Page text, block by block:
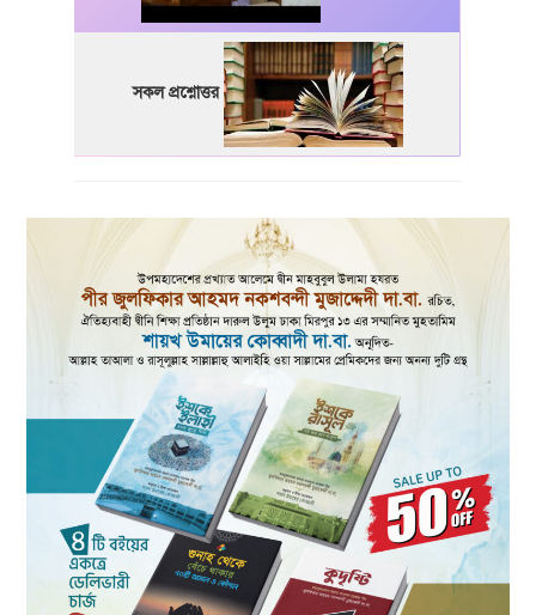
সকল প্রশ্নোত্তর